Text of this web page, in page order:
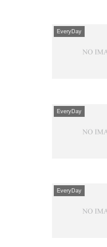
EveryDay
EveryDay
EveryDay